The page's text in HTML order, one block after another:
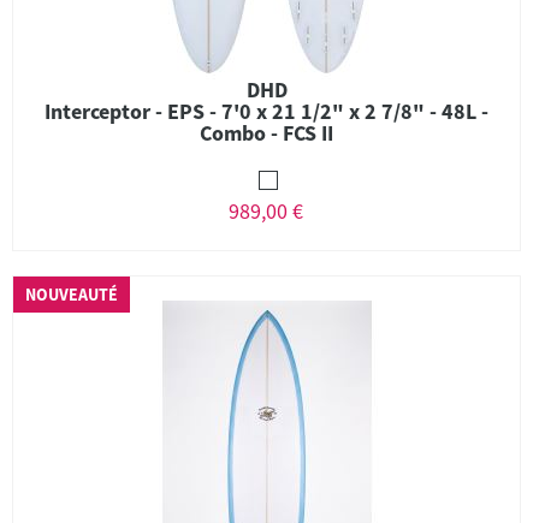
DHD
Interceptor - EPS - 7'0 x 21 1/2" x 2 7/8" - 48L -
Combo - FCS II
989,00 €
NOUVEAUTÉ